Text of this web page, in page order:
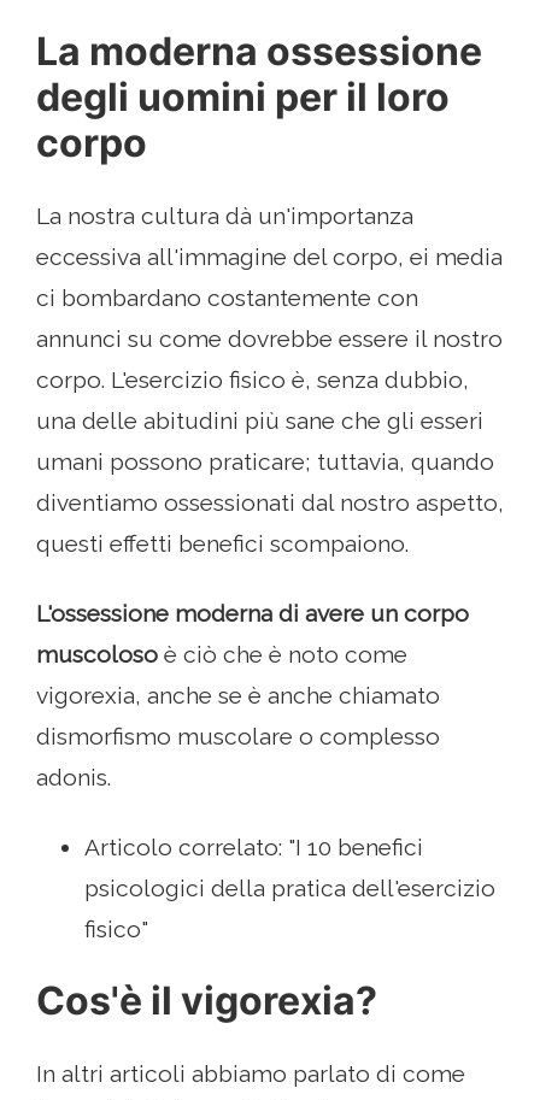
La moderna ossessione
degli uomini per il loro
corpo
La nostra cultura dà un'importanza
eccessiva all'immagine del corpo, ei media
ci bombardano costantemente con
annunci su come dovrebbe essere il nostro
corpo. L'esercizio fisico è, senza dubbio,
una delle abitudini più sane che gli esseri
umani possono praticare; tuttavia, quando
diventiamo ossessionati dal nostro aspetto,
questi effetti benefici scompaiono.
L'ossessione moderna di avere un corpo
muscoloso è ciò che è noto come
vigorexia, anche se è anche chiamato
dismorfismo muscolare o complesso
adonis.
Articolo correlato: "I 10 benefici
psicologici della pratica dell'esercizio
fisico"
Cos'è il vigorexia?
In altri articoli abbiamo parlato di come